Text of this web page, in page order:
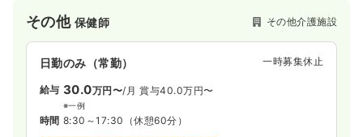
その他 保健師 その他介護施設
日勤のみ（常勤） 一時募集休止
給与 30.0万円〜/月 賞与40.0万円〜
※一例
時間 8:30～17:30 （休憩60分）